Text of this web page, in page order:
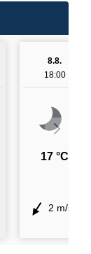
8.8.
18:00
17 °C
2 m/s